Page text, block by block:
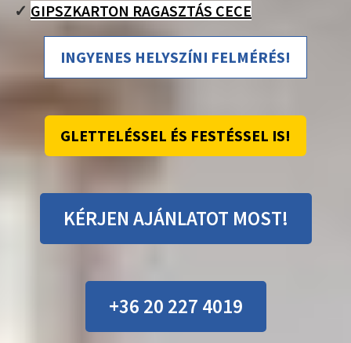
✓ GIPSZKARTON RAGASZTÁS CECE
INGYENES HELYSZÍNI FELMÉRÉS!
GLETTELÉSSEL ÉS FESTÉSSEL IS!
KÉRJEN AJÁNLATOT MOST!
+36 20 227 4019